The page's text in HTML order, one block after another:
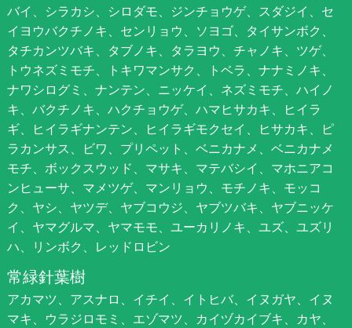
バイ、シラカシ、シロダモ、ジンチョウゲ、スダジイ、セ
イヨウバクチノキ、センリョウ、ソヨゴ、タイサンボク、
タチカンツバキ、タブノキ、タラヨウ、チャノキ、ツゲ、
トウネズミモチ、トキワマンサク、トベラ、ナナミノキ、
ナワシログミ、ナンテン、ニッケイ、ネズミモチ、ハイノ
キ、バクチノキ、ハクチョウゲ、ハマヒサカキ、ヒイラ
ギ、ヒイラギナンテン、ヒイラギモクセイ、ヒサカキ、ピ
ラカンサス、ビワ、プリペット、ベニカナメ、ベニカナメ
モチ、ボックスウッド、マサキ、マテバシイ、マホニアコ
ンヒューサ、マメツゲ、マンリョウ、モチノキ、モッコ
ク、ヤシ、ヤツデ、ヤブコウジ、ヤブツバキ、ヤブニッケ
イ、ヤマグルマ、ヤマモモ、ユーカリノキ、ユズ、ユズリ
ハ、リンボク、レッドロビン
常緑針葉樹
アカマツ、アスナロ、イチイ、イトヒバ、イヌガヤ、イヌ
マキ、ウラジロモミ、エゾマツ、カイヅカイブキ、カヤ、